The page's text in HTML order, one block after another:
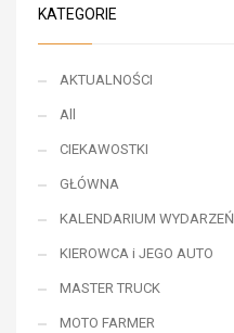
KATEGORIE
AKTUALNOŚCI
All
CIEKAWOSTKI
GŁÓWNA
KALENDARIUM WYDARZEŃ
KIEROWCA i JEGO AUTO
MASTER TRUCK
MOTO FARMER